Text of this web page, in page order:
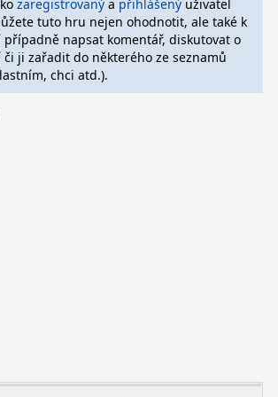
zaregistrovanýa přihlášenýuživatel
tuto hru nejen ohodnotit, ale také k
případně napsat komentář, diskutovat o
či ji zařadit do některého ze seznamů
chci atd.).